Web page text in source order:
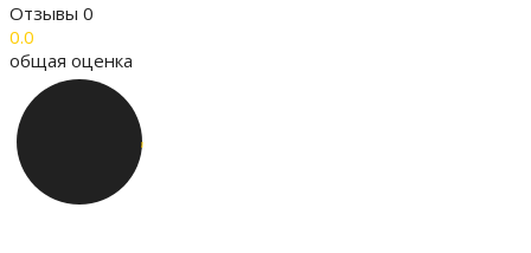
Отзывы 0
0.0
общая оценка